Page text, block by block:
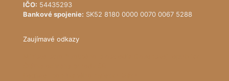
IČO: 54435293
Bankové spojenie: SK52 8180 0000 0070 0067 5288
Zaujímavé odkazy